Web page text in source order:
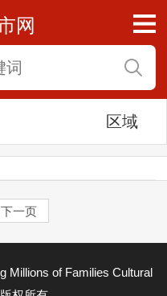
网
区域
下一页
Millions of Families Cultural